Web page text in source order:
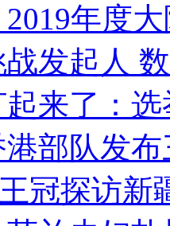
年度
发起人
来了：
部队发
冠探访新